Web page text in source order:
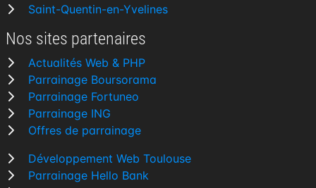
Saint-Quentin-en-Yvelines
Nos sites partenaires
Actualités Web & PHP
Parrainage Boursorama
Parrainage Fortuneo
Parrainage ING
Offres de parrainage
Développement Web Toulouse
Parrainage Hello Bank